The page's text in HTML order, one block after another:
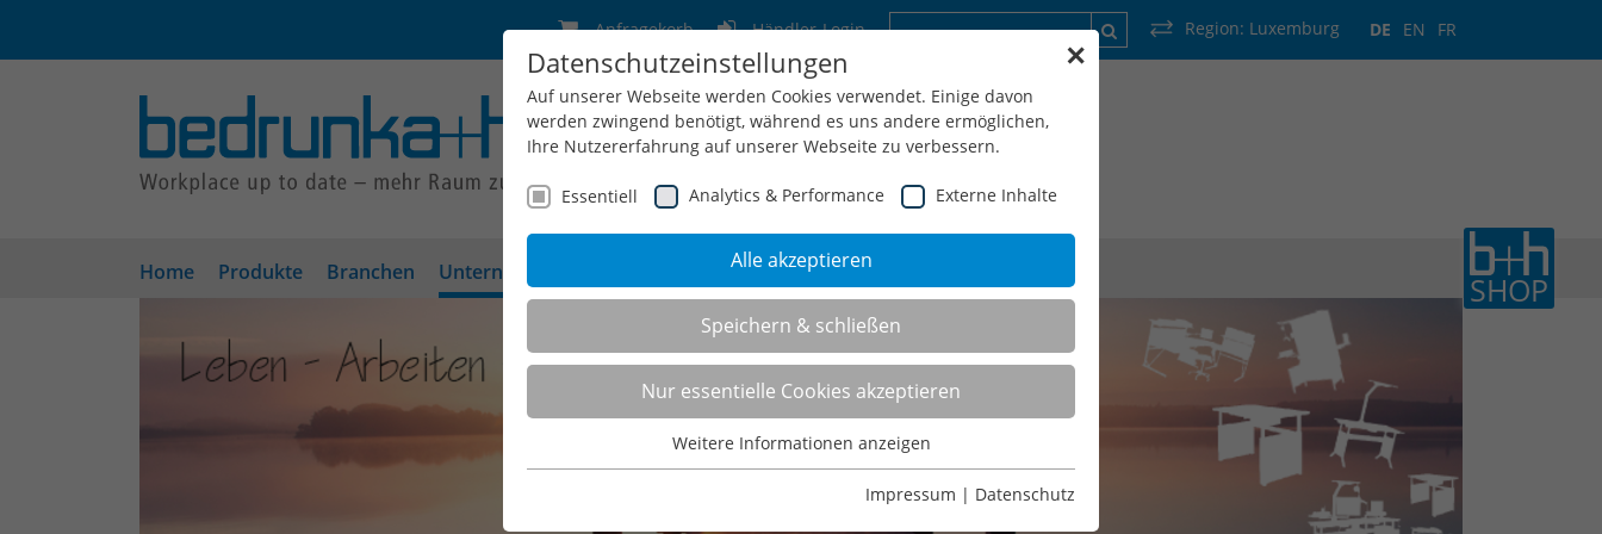
DE EN FR
Region: Luxemburg
Händler-Login
Anfragekorb
Schweiz
Home Produkte Branchen Unternehmen Konfiguration Shop SHOP
✕
Datenschutzeinstellungen
Auf unserer Webseite werden Cookies verwendet. Einige davon
werden zwingend benötigt, während es uns andere ermöglichen,
Ihre Nutzererfahrung auf unserer Webseite zu verbessern.
Essentiell Analytics & Performance Externe Inhalte
Alle akzeptieren
Speichern & schließen
Nur essentielle Cookies akzeptieren
Essentielle Cookies werden für grundlegende Funktionen der
Weitere Informationen anzeigen
Impressum | Datenschutz